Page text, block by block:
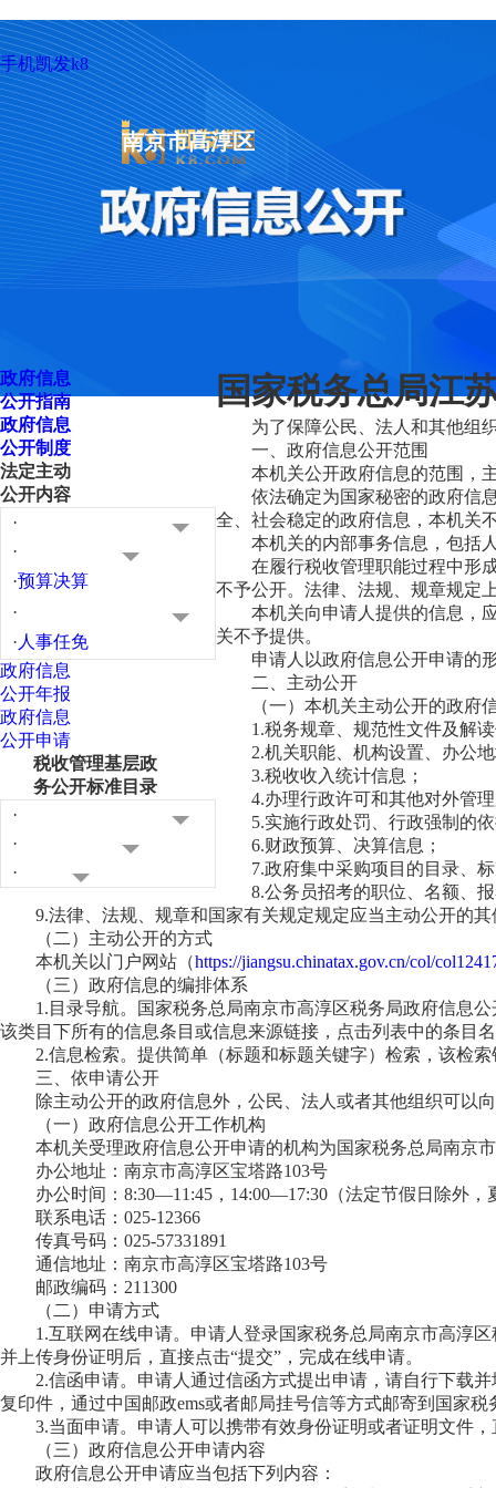
手机凯发k8
南京市高淳区
政府信息
公开指南
政府信息
公开制度
法定主动
公开内容
·
·
·预算决算
·
· 人事任免
政府信息
公开年报
政府信息
公开申请
税收管理基层政
务公开标准目录
·
·
·
国家税务总局江
为了保障公民、法人和其他组
一、政府信息公开范围
本机关公开政府信息的范围，
依法确定为国家秘密的政府信
全、社会稳定的政府信息，本机关
本机关的内部事务信息，包括
在履行税收管理职能过程中形
不予公开。法律、法规、规章规定
本机关向申请人提供的信息，
关不予提供。
申请人以政府信息公开申请的
二、主动公开
（一）本机关主动公开的政府
1.税务规章、规范性文件及解
2.机关职能、机构设置、办公
3.税收收入统计信息；
4.办理行政许可和其他对外管
5.实施行政处罚、行政强制的
6.财政预算、决算信息；
7.政府集中采购项目的目录、
8.公务员招考的职位、名额、
9.法律、法规、规章和国家有关规定规定应当主动公开的
（二）主动公开的方式
本机关以门户网站（https://jiangsu.chinatax.gov.cn/col/
（三）政府信息的编排体系
1.目录导航。国家税务总局南京市高淳区税务局政府信息
该类目下所有的信息条目或信息来源链接，点击列表中的条目
2.信息检索。提供简单（标题和标题关键字）检索，该检
三、依申请公开
除主动公开的政府信息外，公民、法人或者其他组织可以
（一）政府信息公开工作机构
本机关受理政府信息公开申请的机构为国家税务总局南京
办公地址：南京市高淳区宝塔路103号
办公时间：8:30—11:45，14:00—17:30（法定节假日除外
联系电话：025-12366
传真号码：025-57331891
通信地址：南京市高淳区宝塔路103号
邮政编码：211300
（二）申请方式
1.互联网在线申请。申请人登录国家税务总局南京市高
并上传身份证明后，直接点击“提交”，完成在线申请。
2.信函申请。申请人通过信函方式提出申请，请自行下载
复印件，通过中国邮政ems或者邮局挂号信等方式邮寄到国家
3.当面申请。申请人可以携带有效身份证明或者证明文件
（三）政府信息公开申请内容
政府信息公开申请应当包括下列内容：